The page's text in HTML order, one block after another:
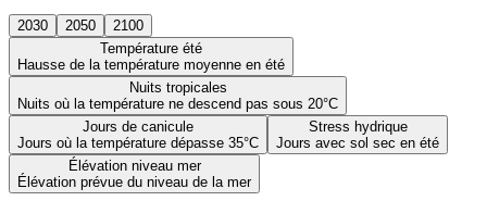
2030 2050
2100
Température été
Hausse de la température moyenne en été
Nuits tropicales
Nuits où la température ne descend pas sous 20°C
Jours de canicule
Jours où la température dépasse 35°C
Stress hydrique
Jours avec sol sec en été
Élévation niveau mer
Élévation prévue du niveau de la mer